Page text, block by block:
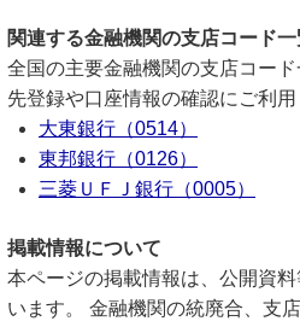
関連する金融機関の支店コード一
全国の主要金融機関の支店コー
先登録や口座情報の確認にご利用
大東銀行（0514）
東邦銀行（0126）
三菱ＵＦＪ銀行（0005）
掲載情報について
本ページの掲載情報は、公開資
います。 金融機関の統廃合、支